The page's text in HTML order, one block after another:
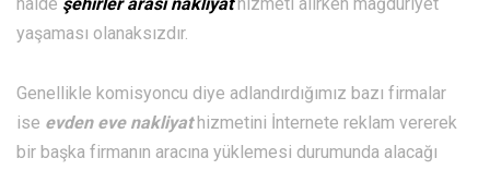
halde şehirler arası nakliyathizmeti alırken mağduriyet
yaşaması olanaksızdır.
Genellikle komisyoncu diye adlandırdığımız bazı firmalar
ise evden eve nakliyathizmetini İnternete reklam vererek
bir başka firmanın aracına yüklemesi durumunda alacağı